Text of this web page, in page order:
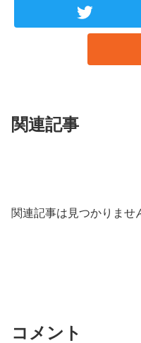
関連記事
関連記事は見つかりませ
コメント